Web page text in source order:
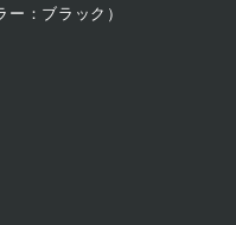
：ブラック）